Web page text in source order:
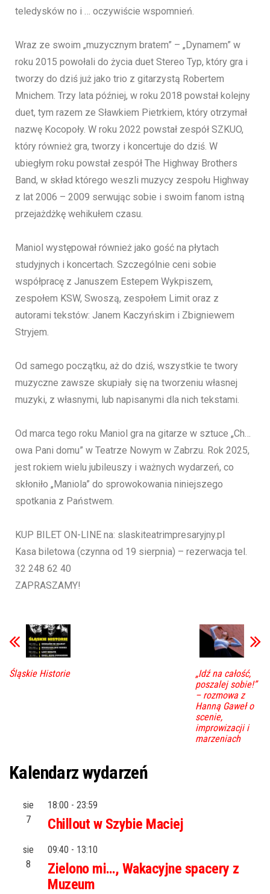
teledysków no i … oczywiście wspomnień.
Wraz ze swoim „muzycznym bratem” – „Dynamem” w
roku 2015 powołali do życia duet Stereo Typ, który gra i
tworzy do dziś już jako trio z gitarzystą Robertem
Mnichem. Trzy lata później, w roku 2018 powstał kolejny
duet, tym razem ze Sławkiem Pietrkiem, który otrzymał
nazwę Kocopoły. W roku 2022 powstał zespół SZKUO,
który również gra, tworzy i koncertuje do dziś. W
ubiegłym roku powstał zespół The Highway Brothers
Band, w skład którego weszli muzycy zespołu Highway
z lat 2006 – 2009 serwując sobie i swoim fanom istną
przejażdżkę wehikułem czasu.
Maniol występował również jako gość na płytach
studyjnych i koncertach. Szczególnie ceni sobie
współpracę z Januszem Estepem Wykpiszem,
zespołem KSW, Swoszą, zespołem Limit oraz z
autorami tekstów: Janem Kaczyńskim i Zbigniewem
Stryjem.
Od samego początku, aż do dziś, wszystkie te twory
muzyczne zawsze skupiały się na tworzeniu własnej
muzyki, z własnymi, lub napisanymi dla nich tekstami.
Od marca tego roku Maniol gra na gitarze w sztuce „Ch…
owa Pani domu” w Teatrze Nowym w Zabrzu. Rok 2025,
jest rokiem wielu jubileuszy i ważnych wydarzeń, co
skłoniło „Maniola” do sprowokowania niniejszego
spotkania z Państwem.
KUP BILET ON-LINE na: slaskiteatrimpresaryjny.pl
Kasa biletowa (czynna od 19 sierpnia) – rezerwacja tel.
32 248 62 40
ZAPRASZAMY!
Śląskie Historie
„Idź na całość,
poszalej sobie!”
– rozmowa z
Hanną Gaweł o
scenie,
improwizacji i
marzeniach
Kalendarz wydarzeń
sie
7
18:00 - 23:59
Chillout w Szybie Maciej
sie
8
09:40 - 13:10
Zielono mi…, Wakacyjne spacery z
Muzeum